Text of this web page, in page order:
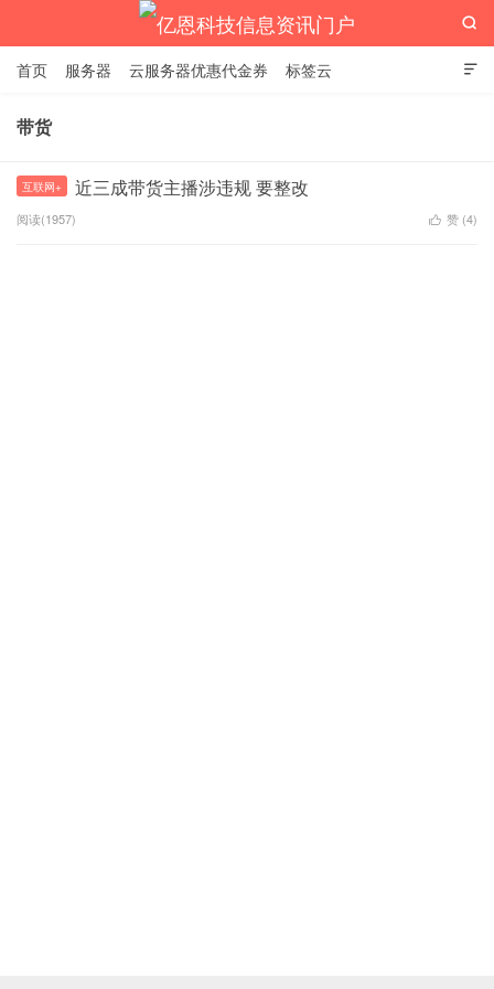
亿恩科技信息资讯门户

首页 服务器 云服务器优惠代金券 标签云

带货
互联网+ 近三成带货主播涉违规 要整改
阅读(1957)  赞 (4)